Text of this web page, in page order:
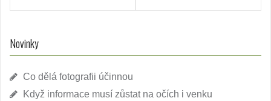
Novinky
Co dělá fotografii účinnou
Když informace musí zůstat na očích i venku